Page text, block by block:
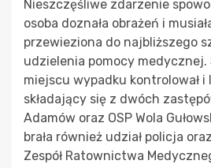
Nieszczęśliwe zdarzenie
osoba doznała obrażeń i
przewieziona do najbliższego
udzielenia pomocy
miejscu wypadku kontrolował i
składający się z dwóch
Adamów oraz OSP Wola
brała również udział policja
Zespół Ratownictwa